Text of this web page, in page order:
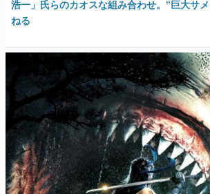
サメ映画『妖獣奇譚 ニンジャVSシャーク』